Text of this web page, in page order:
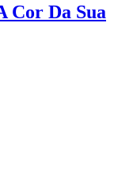
Cor Da Sua